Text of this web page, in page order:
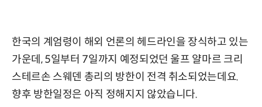
한국의 계엄령이 해외 언론의 헤드라인을 장식하고 있는
가운데, 5일부터 7일까지 예정되었던 울프 얄마르 크리
스테르손 스웨덴 총리의 방한이 전격 취소되었는데요.
향후 방한일정은 아직 정해지지 않았습니다.